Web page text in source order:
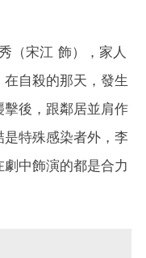
（宋江 飾），家人
自殺的那天，發生
後，跟鄰居並肩作
特殊感染者外，李
中飾演的都是合力